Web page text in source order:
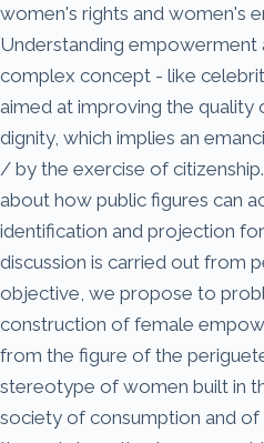
women's rights and women's
Understanding empowerment
complex concept - like
aimed at improving the quality
dignity, which implies an
/ by the exercise of
about how public figures can
identification and projection
discussion is carried out from
objective, we propose to
construction of female
from the figure of the
stereotype of women built in
society of consumption and of